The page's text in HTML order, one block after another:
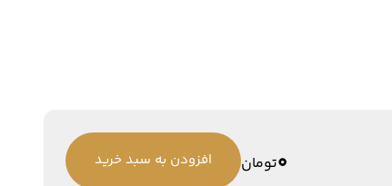
0تومان افزودن به سبد خرید